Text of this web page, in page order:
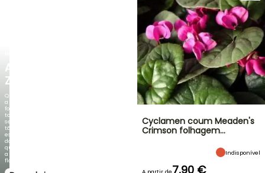
AGAPANTHUS
ZAMBEZI
Quando
a
folhagem
torna-
se
tão
espetacular
do
que
a
floração!
Cyclamen coum Meaden's
Crimson folhagem…
Indisponível
7,90 €